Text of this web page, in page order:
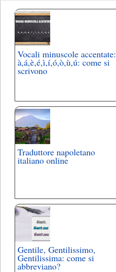
Vocali minuscole accentate:
à,á,è,é,ì,í,ó,ò,ù,ú: come si
scrivono
Traduttore napoletano
italiano online
Gentile, Gentilissimo,
Gentilissima: come si
abbreviano?